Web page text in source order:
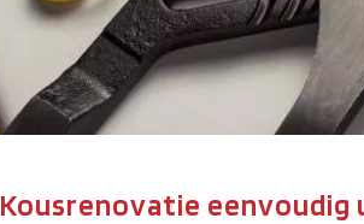
Kousrenovatie eenvoudig